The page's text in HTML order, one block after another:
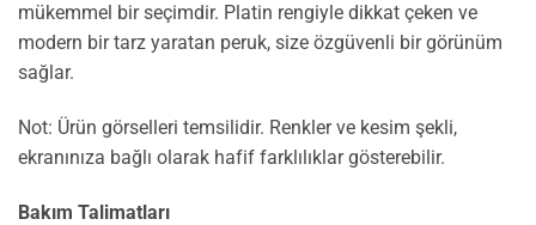
mükemmel bir seçimdir. Platin rengiyle dikkat çeken ve
modern bir tarz yaratan peruk, size özgüvenli bir görünüm
sağlar.
Not: Ürün görselleri temsilidir. Renkler ve kesim şekli,
ekranınıza bağlı olarak hafif farklılıklar gösterebilir.
Bakım Talimatları